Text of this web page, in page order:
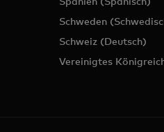
Schweden
Schweiz (Deutsch)
Vereinigtes